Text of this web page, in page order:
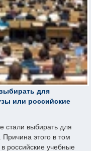
для
или российские
стали выбирать для
этого в том
российские учебные